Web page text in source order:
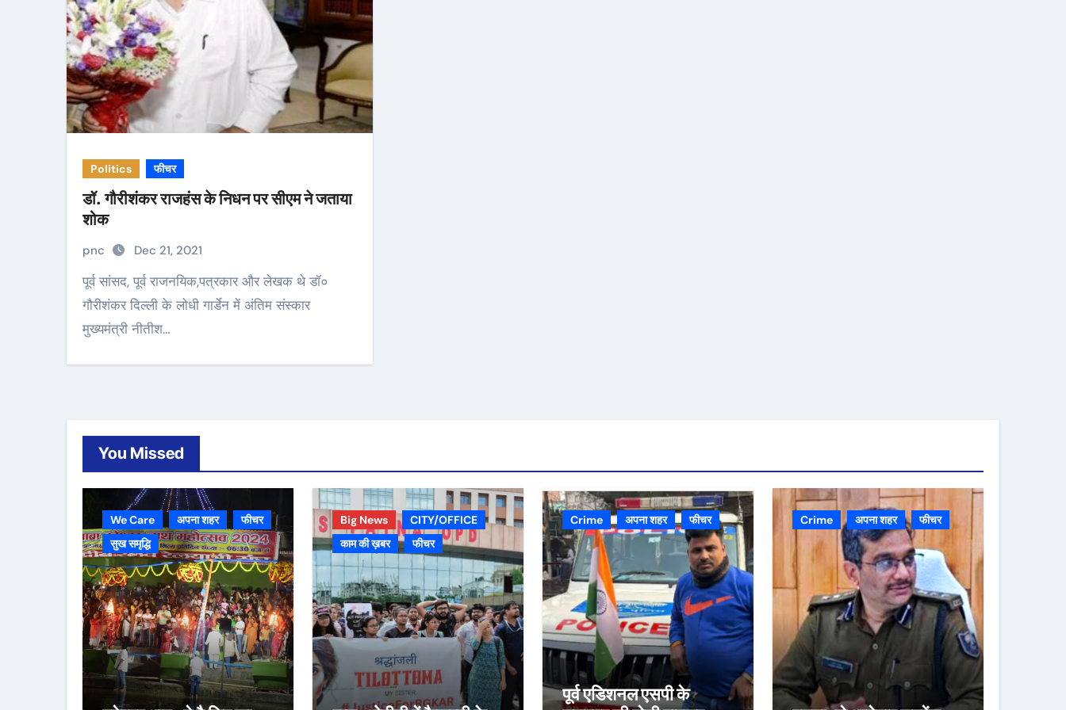
Politics फीचर
डॉ. गौरीशंकर राजहंस के निधन पर सीएम ने जताया
शोक
pnc Dec 21, 2021
पूर्व सांसद, पूर्व राजनयिक,पत्रकार और लेखक थे डॉ०
गौरीशंकर दिल्ली के लोधी गार्डेन में अंतिम संस्कार
मुख्यमंत्री नीतीश…
You Missed
We Care अपना शहर
फीचर
सुख समृद्धि
Big News
CITY/OFFICE
काम की ख़बर
फीचर
Crime अपना शहर फीचर
पूर्व एडिशनल एसपी के
Crime अपना शहर फीचर